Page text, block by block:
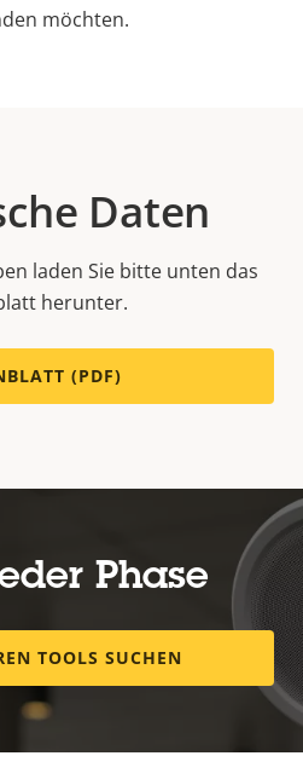
möchten.
Daten
laden Sie bitte unten das
herunter.
(PDF)
Phase
TOOLS SUCHEN